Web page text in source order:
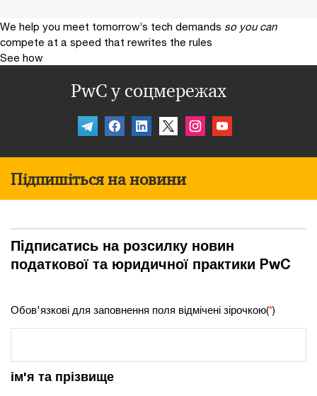
We help you meet tomorrow’s tech demands so you can
compete at a speed that rewrites the rules
See how
PwC у соцмережах
Підпишіться на новини
Підписатись на розсилку новин
податкової та юридичної практики PwC
Обов'язкові для заповнення поля відмічені зірочкою(*)
ім'я та прізвище